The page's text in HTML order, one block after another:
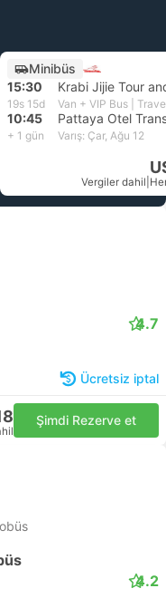
Minibüs
15:30
Krabi Jijie Tour
19s 15d Van + VIP Bus |
10:45 Pattaya Otel
+ 1 gün Varış: Çar, Ağu 12
Vergiler dahil
4.7
Ücretsiz iptal
Şimdi Rezerve et
4.2